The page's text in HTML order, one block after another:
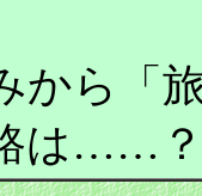
から「
は……